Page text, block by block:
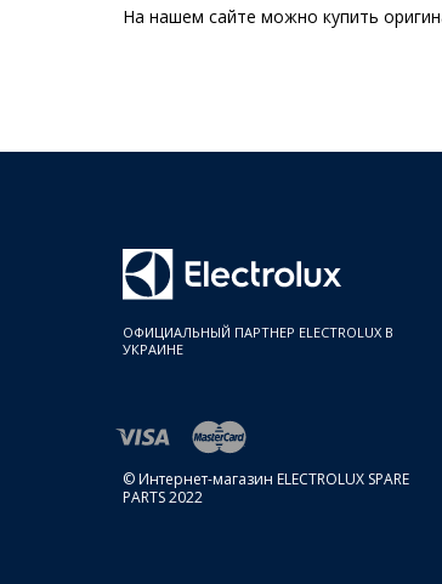
На нашем сайте можно купить
ОФИЦИАЛЬНЫЙ ПАРТНЕР ELECTROLUX В
УКРАИНЕ
© Интернет-магазин ELECTROLUX SPARE
PARTS 2022